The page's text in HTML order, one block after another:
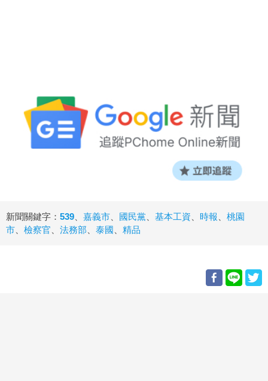
新聞關鍵字： 539、 嘉義市、 國民黨、 基本工資、 時報、 桃園
市、 檢察官、 法務部、 泰國 、 精品